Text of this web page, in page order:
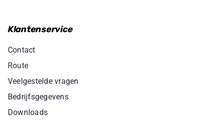
Klantenservice
Contact
Route
Veelgestelde vragen
Bedrijfsgegevens
Downloads